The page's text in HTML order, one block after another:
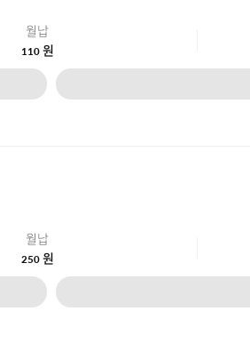
월납
110원
월납
250원